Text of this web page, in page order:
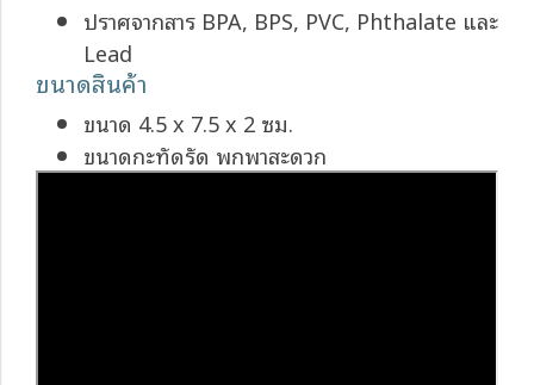
ปราศจากสาร BPA, BPS, PVC, Phthalate และ
Lead
ขนาดสินค้า
ขนาด 4.5 x 7.5 x 2 ซม.
ขนาดกะทัดรัด พกพาสะดวก